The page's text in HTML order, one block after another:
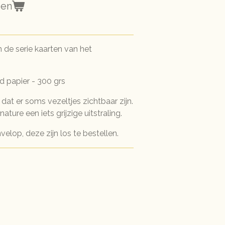
de serie kaarten van het
papier - 300 grs
er soms vezeltjes zichtbaar zijn.
een iets grijzige uitstraling.
deze zijn los te bestellen.